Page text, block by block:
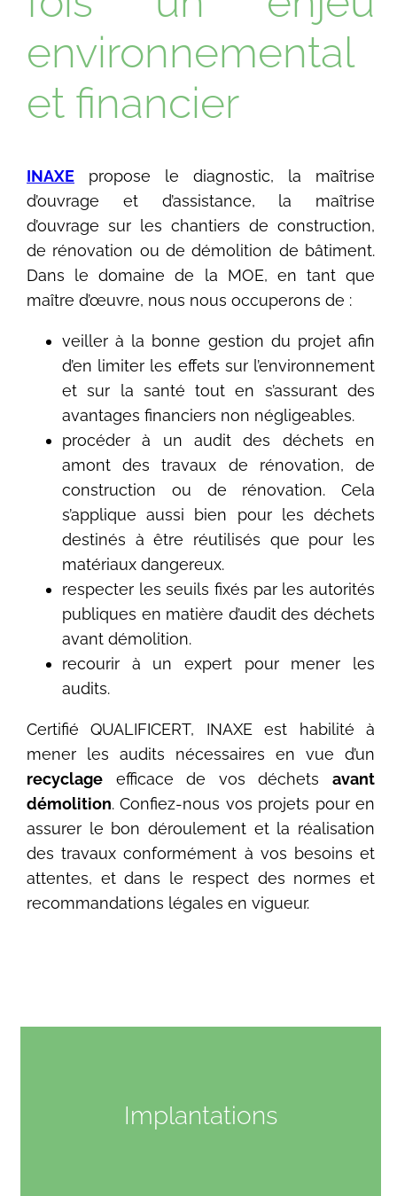
environnemental
et financier
INAXE propose le diagnostic, la maîtrise
d’ouvrage et d’assistance, la maîtrise
d’ouvrage sur les chantiers de construction,
de rénovation ou de démolition de bâtiment.
Dans le domaine de la MOE, en tant que
maître d’œuvre, nous nous occuperons de :
veiller à la bonne gestion du projet afin
d’en limiter les effets sur l’environnement
et sur la santé tout en s’assurant des
avantages financiers non négligeables.
procéder à un audit des déchets en
amont des travaux de rénovation, de
construction ou de rénovation. Cela
s’applique aussi bien pour les déchets
destinés à être réutilisés que pour les
matériaux dangereux.
respecter les seuils fixés par les autorités
publiques en matière d’audit des déchets
avant démolition.
recourir à un expert pour mener les
audits.
Certifié QUALIFICERT, INAXE est habilité à
mener les audits nécessaires en vue d’un
recyclage efficace de vos déchets avant
démolition. Confiez-nous vos projets pour en
assurer le bon déroulement et la réalisation
des travaux conformément à vos besoins et
attentes, et dans le respect des normes et
recommandations légales en vigueur.
Implantations